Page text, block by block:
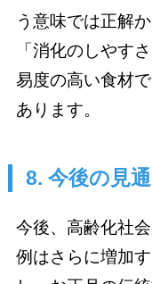
う意味では正解
「消化のしやす
易度の高い食材
あります。
8. 今後の見
今後、高齢化社
例はさらに増加